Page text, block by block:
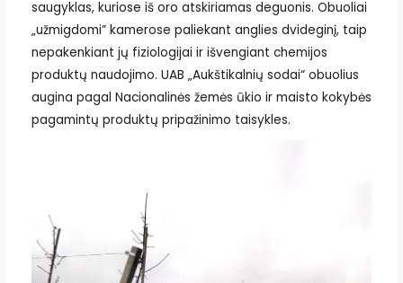
saugyklas, kuriose iš oro atskiriamas deguonis. Obuoliai
„užmigdomi” kamerose paliekant anglies dvideginį, taip
nepakenkiant jų fiziologijai ir išvengiant chemijos
produktų naudojimo. UAB „Aukštikalnių sodai“ obuolius
augina pagal Nacionalinės žemės ūkio ir maisto kokybės
pagamintų produktų pripažinimo taisykles.